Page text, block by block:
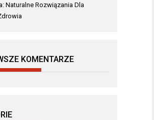
Naturalne Rozwiązania Dla
KOMENTARZE